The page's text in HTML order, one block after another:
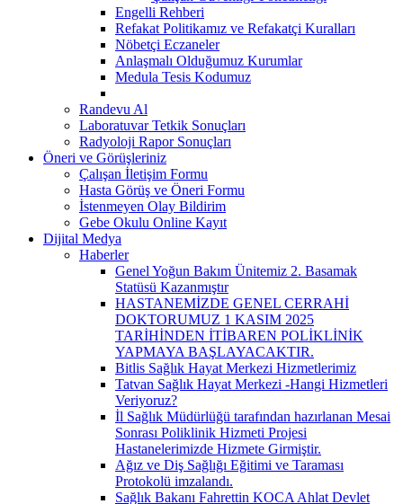
Engelli Rehberi
Refakat Politikamız ve Refakatçi Kuralları
Nöbetçi Eczaneler
Anlaşmalı Olduğumuz Kurumlar
Medula Tesis Kodumuz
Randevu Al
Laboratuvar Tetkik Sonuçları
Radyoloji Rapor Sonuçları
Öneri ve Görüşleriniz
Çalışan İletişim Formu
Hasta Görüş ve Öneri Formu
İstenmeyen Olay Bildirim
Gebe Okulu Online Kayıt
Dijital Medya
Haberler
Genel Yoğun Bakım Ünitemiz 2. Basamak
Statüsü Kazanmıştır
HASTANEMİZDE GENEL CERRAHİ
DOKTORUMUZ 1 KASIM 2025
TARİHİNDEN İTİBAREN POLİKLİNİK
YAPMAYA BAŞLAYACAKTIR.
Bitlis Sağlık Hayat Merkezi Hizmetlerimiz
Tatvan Sağlık Hayat Merkezi -Hangi Hizmetleri
Veriyoruz?
İl Sağlık Müdürlüğü tarafından hazırlanan Mesai
Sonrası Poliklinik Hizmeti Projesi
Hastanelerimizde Hizmete Girmiştir.
Ağız ve Diş Sağlığı Eğitimi ve Taraması
Protokolü imzalandı.
Sağlık Bakanı Fahrettin KOCA Ahlat Devlet